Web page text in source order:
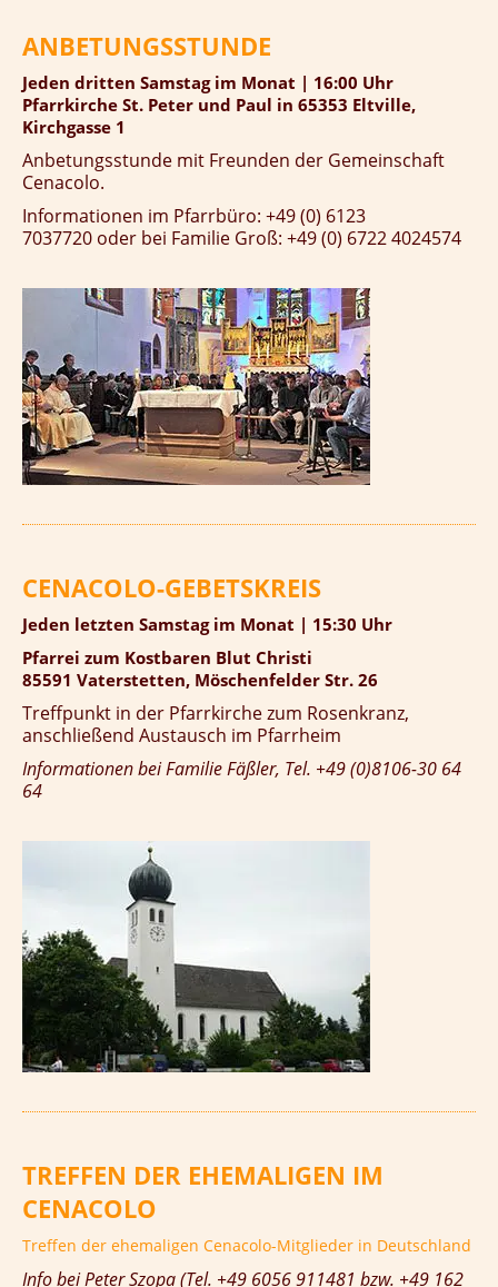
ANBETUNGSSTUNDE
Jeden dritten Samstag im Monat | 16:00 Uhr
Pfarrkirche St. Peter und Paul in 65353 Eltville,
Kirchgasse 1
Anbetungsstunde mit Freunden der Gemeinschaft
Cenacolo.
Informationen im Pfarrbüro: +49 (0) 6123
7037720 oder bei Familie Groß: +49 (0) 6722 4024574
CENACOLO-GEBETSKREIS
Jeden letzten Samstag im Monat | 15:30 Uhr
Pfarrei zum Kostbaren Blut Christi
85591 Vaterstetten, Möschenfelder Str. 26
Treffpunkt in der Pfarrkirche zum Rosenkranz,
anschließend Austausch im Pfarrheim
Informationen bei Familie Fäßler, Tel. +49 (0)8106-30 64
64
TREFFEN DER EHEMALIGEN IM
CENACOLO
Treffen der ehemaligen Cenacolo-Mitglieder in Deutschland
Info bei Peter Szopa (Tel. +49 6056 911481 bzw. +49 162